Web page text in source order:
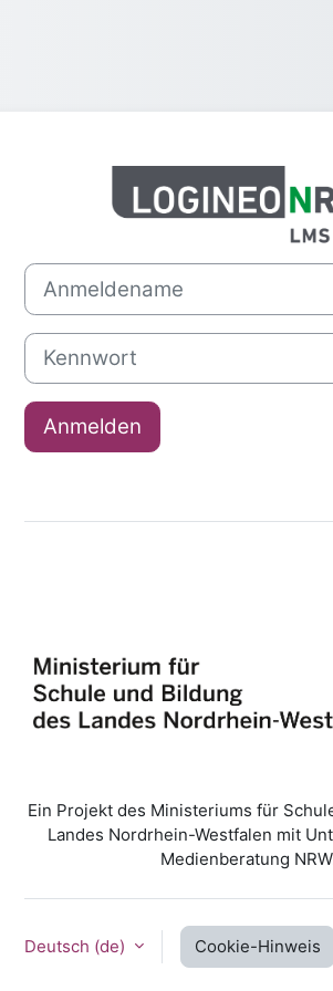
Anmeldename
Kennwort
Anmelden
Ein Projekt des Ministeriums für
Landes Nordrhein-Westfalen mit
Medienberatung
Deutsch ‎(de)‎ Cookie-Hinweis